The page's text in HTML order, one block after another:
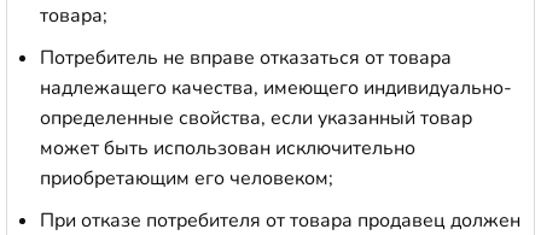
товара;
Потребитель не вправе отказаться от товара
надлежащего качества, имеющего индивидуально-
определенные свойства, если указанный товар
может быть использован исключительно
приобретающим его человеком;
При отказе потребителя от товара продавец должен